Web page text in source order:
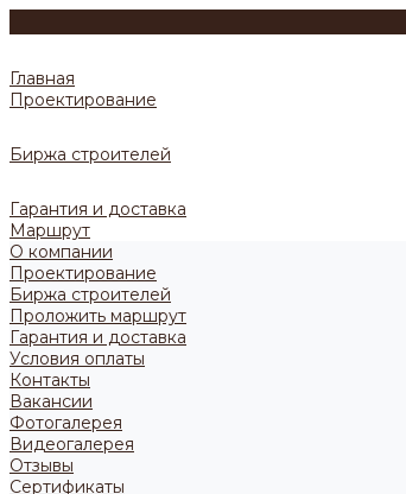
Главная
Проектирование
Биржа строителей
Гарантия и доставка
Маршрут
О компании
Проектирование
Биржа строителей
Проложить маршрут
Гарантия и доставка
Условия оплаты
Контакты
Вакансии
Фотогалерея
Видеогалерея
Отзывы
Сертификаты